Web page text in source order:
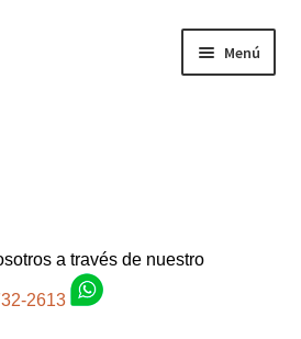
Menú
a través de nuestro
2613